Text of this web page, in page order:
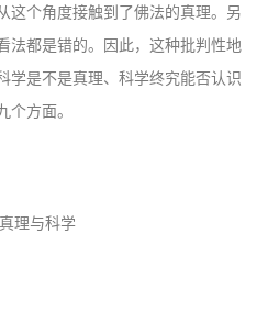
这个角度接触到了佛法的真理。另
法都是错的。因此，这种批判性地
学是不是真理、科学终究能否认识
个方面。
理与科学